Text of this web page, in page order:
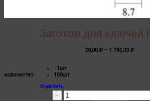
Заготов.для ключей
28,00 ₽ – 1 790,00 ₽
количество
1шт
100шт
Очистить
Количество
товара